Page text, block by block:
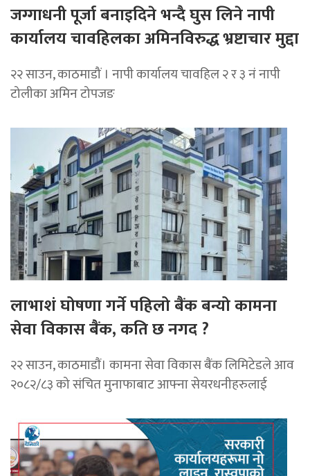
जग्गाधनी पूर्जा बनाइदिने भन्दै घुस लिने नापी
कार्यालय चावहिलका अमिनविरुद्ध भ्रष्टाचार मुद्दा
२२ साउन, काठमाडौं । नापी कार्यालय चावहिल २ र ३ नं नापी
टोलीका अमिन टोपजङ
लाभाशं घोषणा गर्ने पहिलो बैंक बन्यो कामना
सेवा विकास बैंक, कति छ नगद ?
२२ साउन, काठमाडाैं। कामना सेवा विकास बैंक लिमिटेडले आव
२०८२/८३ को संचित मुनाफाबाट आफ्ना सेयरधनीहरुलाई